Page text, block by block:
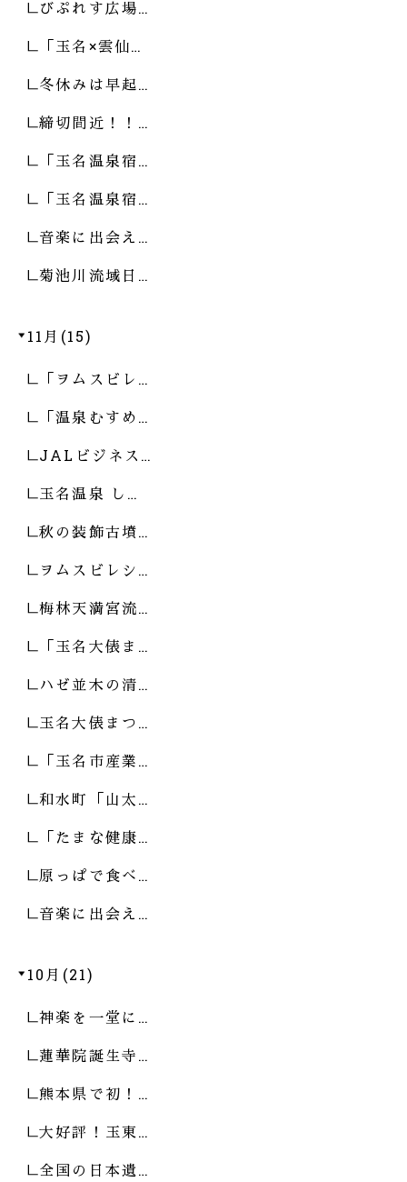
びぷれす広場…
「玉名×雲仙…
冬休みは早起…
締切間近！！…
「玉名温泉宿…
「玉名温泉宿…
音楽に出会え…
菊池川流域日…
11月(15)
「ヲムスビレ…
「温泉むすめ…
JALビジネス…
玉名温泉 し…
秋の装飾古墳…
ヲムスビレシ…
梅林天満宮流…
「玉名大俵ま…
ハゼ並木の清…
玉名大俵まつ…
「玉名市産業…
和水町「山太…
「たまな健康…
原っぱで食べ…
音楽に出会え…
10月(21)
神楽を一堂に…
蓮華院誕生寺…
熊本県で初！…
大好評！玉東…
全国の日本遺…